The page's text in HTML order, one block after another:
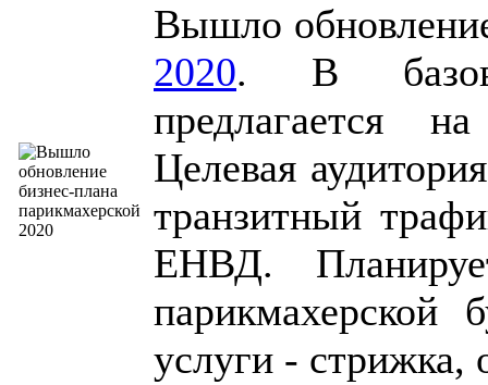
Вышло
2020. В
предлагается
Целевая
транзитный
ЕНВД.
парикмахерской
услуги - стрижка,